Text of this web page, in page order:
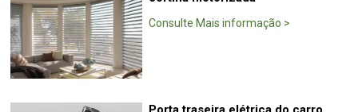
Consulte Mais informação >